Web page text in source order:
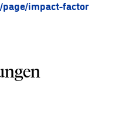
impact-factor